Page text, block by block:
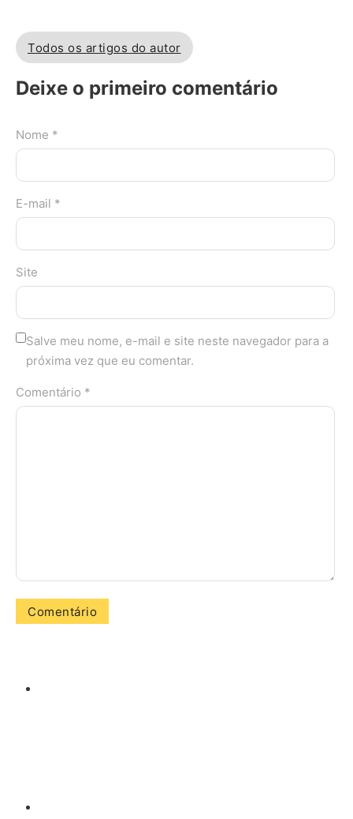
Todos os artigos do autor
Deixe o primeiro comentário
Nome *
E-mail *
Site
Salve meu nome, e-mail e site neste navegador para a
próxima vez que eu comentar.
Comentário *